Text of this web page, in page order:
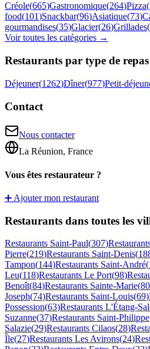
Créole(665)Gastronomique(264)Pizza(
food(101)Snackbar(96)Asiatique(73)
gourmandises(35)Glacier(26)Grillades(
Voir toutes les catégories →
Restaurants par type de repas
Déjeuner(1262)Dîner(977)Petit-
Contact
Nous contacter
La Réunion, France
Vous êtes restaurateur ?
➕ Ajouter mon restaurant
Restaurants dans toutes les
Restaurants Saint-Paul(307)
Pierre(219)Restaurants Saint-Denis(
Tampon(144)Restaurants Saint-André(
Leu(118)Restaurants Le Port(98)
Benoît(84)Restaurants Sainte-Marie(80
Joseph(74)Restaurants Saint-Louis(69)
Possession(63)Restaurants L'Étang-
Suzanne(37)Restaurants Saint-Philippe
Salazie(29)Restaurants Cilaos(28)
Île(27)Restaurants Les Avirons(24)